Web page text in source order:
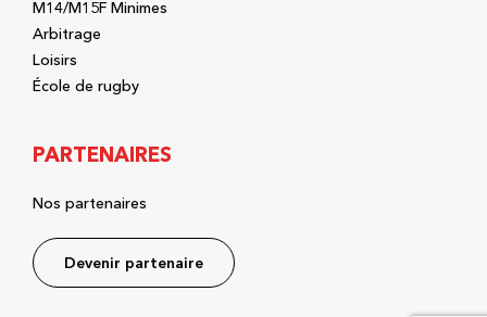
M14/M15F Minimes
Arbitrage
Loisirs
École de rugby
PARTENAIRES
Nos partenaires
Devenir partenaire